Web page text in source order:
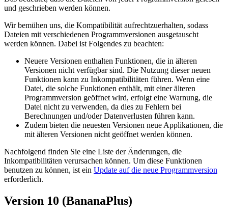
und geschrieben werden können.
Wir bemühen uns, die Kompatibilität aufrechtzuerhalten, sodass
Dateien mit verschiedenen Programmversionen ausgetauscht
werden können. Dabei ist Folgendes zu beachten:
Neuere Versionen enthalten Funktionen, die in älteren
Versionen nicht verfügbar sind. Die Nutzung dieser neuen
Funktionen kann zu Inkompatibilitäten führen. Wenn eine
Datei, die solche Funktionen enthält, mit einer älteren
Programmversion geöffnet wird, erfolgt eine Warnung, die
Datei nicht zu verwenden, da dies zu Fehlern bei
Berechnungen und/oder Datenverlusten führen kann.
Zudem bieten die neuesten Versionen neue Applikationen, die
mit älteren Versionen nicht geöffnet werden können.
Nachfolgend finden Sie eine Liste der Änderungen, die
Inkompatibilitäten verursachen können. Um diese Funktionen
benutzen zu können, ist ein Update auf die neue Programmversion
erforderlich.
Version 10 (BananaPlus)